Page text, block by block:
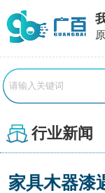
行业新闻
家具木器漆